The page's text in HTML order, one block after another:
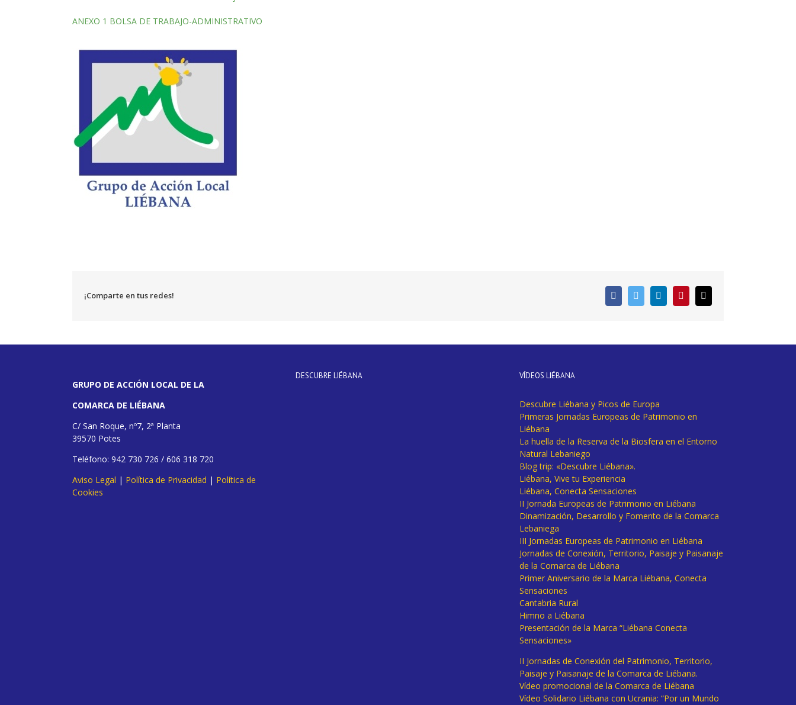
ANEXO 1 BOLSA DE TRABAJO-ADMINISTRATIVO
¡Comparte en tus redes! FacebookTwitter LinkedInPinterest
electrónico
GRUPO DE ACCIÓN LOCAL DE LA
COMARCA DE LIÉBANA
C/ San Roque, nº7, 2ª Planta
39570 Potes
Teléfono: 942 730 726 / 606 318 720
Aviso Legal | Política de Privacidad | Política de
Cookies
DESCUBRE LIÉBANA VÍDEOS LIÉBANA
Descubre Liébana y Picos de Europa
Primeras Jornadas Europeas de Patrimonio en
Liébana
La huella de la Reserva de la Biosfera en el Entorno
Natural Lebaniego
Blog trip: «Descubre Liébana».
Liébana, Vive tu Experiencia
Liébana, Conecta Sensaciones
II Jornada Europeas de Patrimonio en Liébana
Dinamización, Desarrollo y Fomento de la Comarca
Lebaniega
III Jornadas Europeas de Patrimonio en Liébana
Jornadas de Conexión, Territorio, Paisaje y Paisanaje
de la Comarca de Liébana
Primer Aniversario de la Marca Liébana, Conecta
Sensaciones
Cantabria Rural
Himno a Liébana
Presentación de la Marca “Liébana Conecta
Sensaciones»
II Jornadas de Conexión del Patrimonio, Territorio,
Paisaje y Paisanaje de la Comarca de Liébana.
Vídeo promocional de la Comarca de Liébana
Vídeo Solidario Liébana con Ucrania: “Por un Mundo